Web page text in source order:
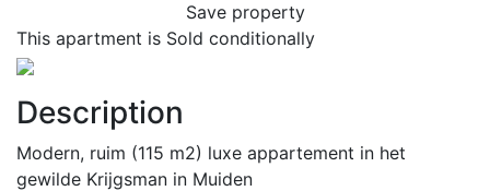
Save property
This apartment is Sold conditionally
Description
Modern, ruim (115 m2) luxe appartement in het
gewilde Krijgsman in Muiden